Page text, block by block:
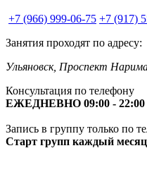
+7 (966) 999-06-75 +7 (917)
Занятия проходят по адресу:
Ульяновск, Проспект
Консультация по телефону
ЕЖЕДНЕВНО 09:00 - 22:00
Запись в группу только по
Старт групп каждый месяц